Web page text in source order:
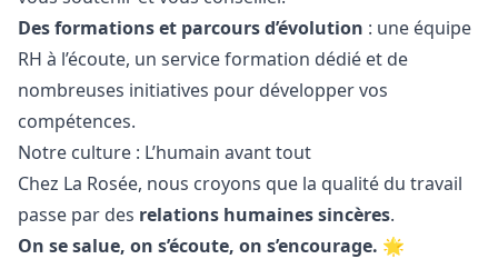
Des formations et parcours d’évolution : une équipe
RH à l’écoute, un service formation dédié et de
nombreuses initiatives pour développer vos
compétences.
Notre culture : L’humain avant tout
Chez La Rosée, nous croyons que la qualité du travail
passe par des relations humaines sincères.
On se salue, on s’écoute, on s’encourage. 🌟